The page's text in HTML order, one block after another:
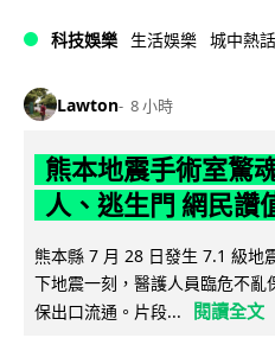
科技娛樂 生活娛樂 城中熱話
Lawton 8 小時
熊本地震手術室驚
人、逃生門 網民讚
熊本縣 7 月 28 日發生 7.1 級地
下地震一刻，醫護人員臨危不亂
保出口流通。片段...
閱讀全文